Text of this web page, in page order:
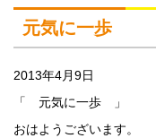
元気に一歩
2013年4月9日
「 元気に一歩 」
おはようございます。